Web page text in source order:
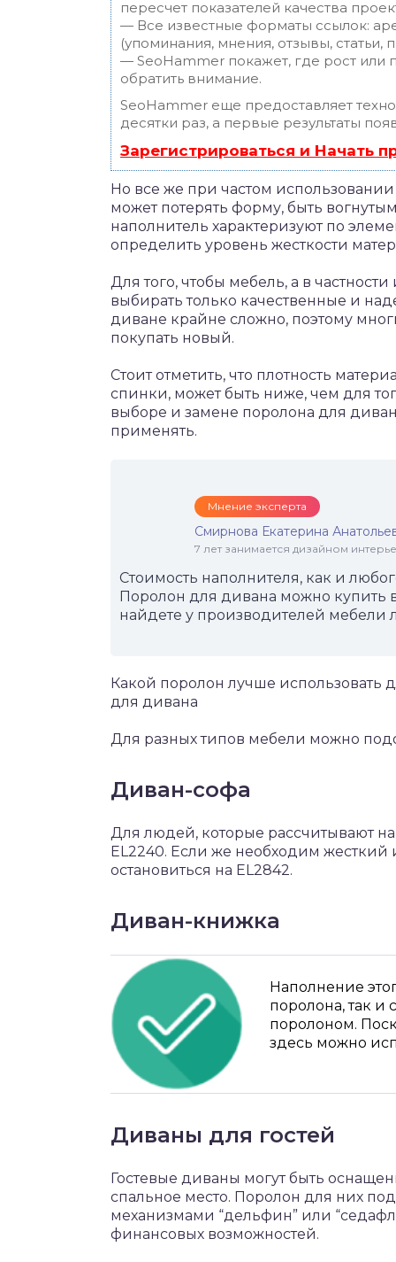
пересчет показателей качества
— Все известные форматы ссылок:
(упоминания, мнения, отзывы, статьи,
— SeoHammer покажет, где рост или
обратить внимание.
SeoHammer еще предоставляет
десятки раз, а первые результаты
Зарегистрироваться и Начать
Но все же при частом использовании
может потерять форму, быть
наполнитель характеризуют по
определить уровень жесткости
Для того, чтобы мебель, а в
выбирать только качественные и
диване крайне сложно, поэтому
покупать новый.
Стоит отметить, что плотность
спинки, может быть ниже, чем для
выборе и замене поролона для
применять.
Мнение эксперта
Смирнова Екатерина
7 лет занимается дизайном
Стоимость наполнителя, как и
Поролон для дивана можно купить
найдете у производителей мебели
Какой поролон лучше использовать
для дивана
Для разных типов мебели можно
Диван-софа
Для людей, которые рассчитывают
EL2240. Если же необходим
остановиться на EL2842.
Диван-книжка
Наполнение
поролона, так и
поролоном.
здесь можно
Диваны для гостей
Гостевые диваны могут быть
спальное место. Поролон для них
механизмами “дельфин” или
финансовых возможностей.